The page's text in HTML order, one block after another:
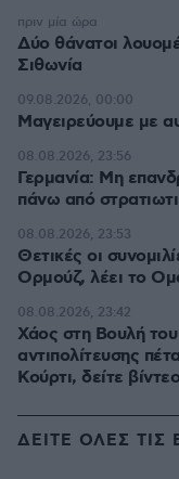
Δύο θάνατοι
Σιθωνία
πριν μία ώρα
Μαγειρεύουμε με
09.08.2026, 00:00
Γερμανία: Μη
πάνω από
08.08.2026, 23:56
Θετικές οι
Ορμούζ, λέει το
08.08.2026, 23:53
Χάος στη Βουλή
αντιπολίτευσης
Κούρτι, δείτε βίντεο
08.08.2026, 23:42
ΔΕΙΤΕ ΟΛΕΣ ΤΙΣ